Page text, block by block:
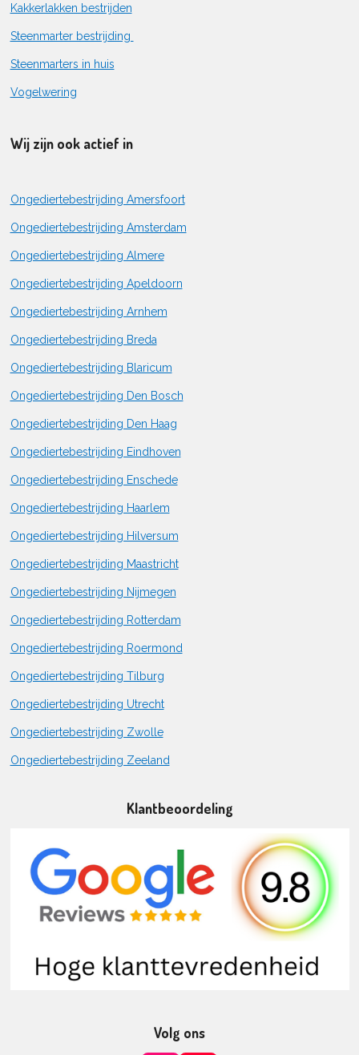
Kakkerlakken bestrijden
Steenmarter bestrijding
Steenmarters in huis
Vogelwering
Wij zijn ook actief in
Ongediertebestrijding Amersfoort
Ongediertebestrijding Amsterdam
Ongediertebestrijding Almere
Ongediertebestrijding Apeldoorn
Ongediertebestrijding Arnhem
Ongediertebestrijding Breda
Ongediertebestrijding Blaricum
Ongediertebestrijding Den Bosch
Ongediertebestrijding Den Haag
Ongediertebestrijding Eindhoven
Ongediertebestrijding Enschede
Ongediertebestrijding Haarlem
Ongediertebestrijding Hilversum
Ongediertebestrijding Maastricht
Ongediertebestrijding Nijmegen
Ongediertebestrijding Rotterdam
Ongediertebestrijding Roermond
Ongediertebestrijding Tilburg
Ongediertebestrijding Utrecht
Ongediertebestrijding Zwolle
Ongediertebestrijding Zeeland
Klantbeoordeling
Volg ons